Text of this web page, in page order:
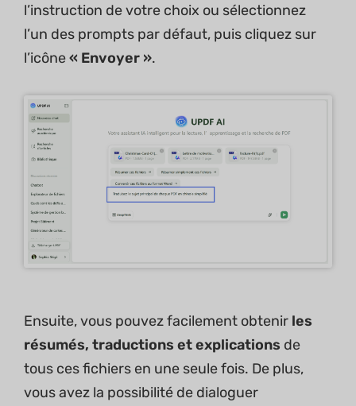
l’instruction de votre choix ou sélectionnez
l’un des prompts par défaut, puis cliquez sur
l’icône« Envoyer ».
Ensuite, vous pouvez facilement obtenir les
résumés, traductions et explications de
tous ces fichiers en une seule fois. De plus,
vous avez la possibilité de dialoguer